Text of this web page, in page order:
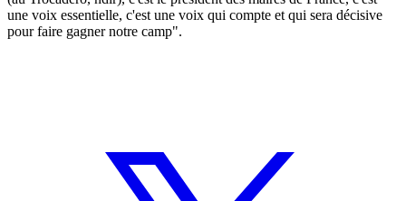
une voix essentielle, c'est une voix qui compte et qui sera décisive
pour faire gagner notre camp".